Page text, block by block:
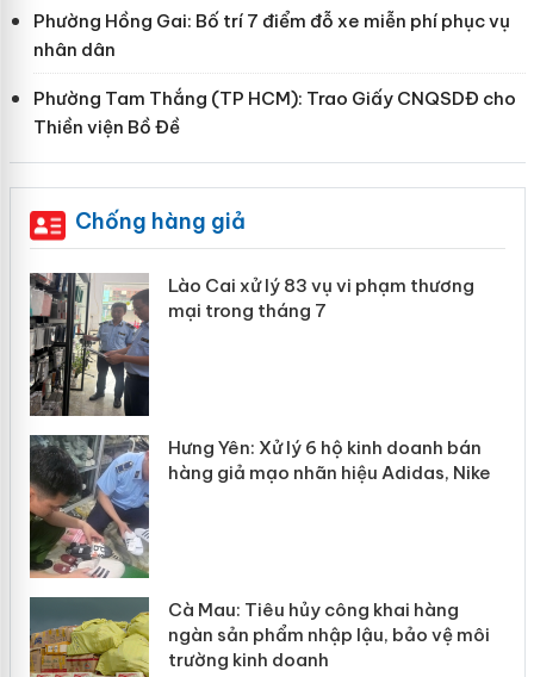
Phường Hồng Gai: Bố trí 7 điểm đỗ xe miễn phí phục vụ
nhân dân
Phường Tam Thắng (TP HCM): Trao Giấy CNQSDĐ cho
Thiền viện Bồ Đề
Chống hàng giả
Lào Cai xử lý 83 vụ vi phạm thương
mại trong tháng 7
Hưng Yên: Xử lý 6 hộ kinh doanh bán
hàng giả mạo nhãn hiệu Adidas, Nike
Cà Mau: Tiêu hủy công khai hàng
ngàn sản phẩm nhập lậu, bảo vệ môi
trường kinh doanh